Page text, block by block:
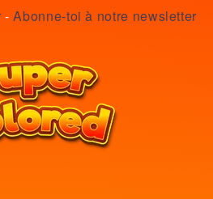
-Abonne-toi à notre newsletter